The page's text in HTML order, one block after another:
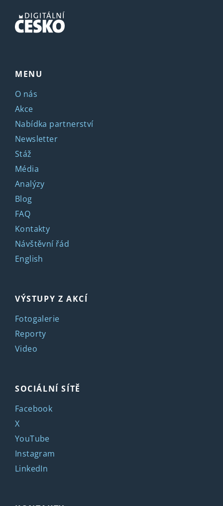
MENU
O nás
Akce
Nabídka partnerství
Newsletter
Stáž
Média
Analýzy
Blog
FAQ
Kontakty
Návštěvní řád
English
VÝSTUPY Z AKCÍ
Fotogalerie
Reporty
Video
SOCIÁLNÍ SÍTĚ
Facebook
X
YouTube
Instagram
LinkedIn